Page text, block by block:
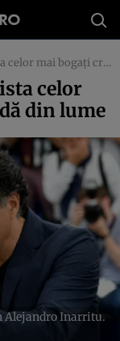
creatori de modă din lume
celor
din lume
Alejandro Inarritu.